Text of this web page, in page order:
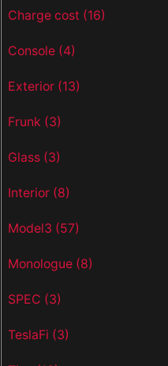
Charge cost (16)
Console (4)
Exterior (13)
Frunk (3)
Glass (3)
Interior (8)
Model3 (57)
Monologue (8)
SPEC (3)
TeslaFi (3)